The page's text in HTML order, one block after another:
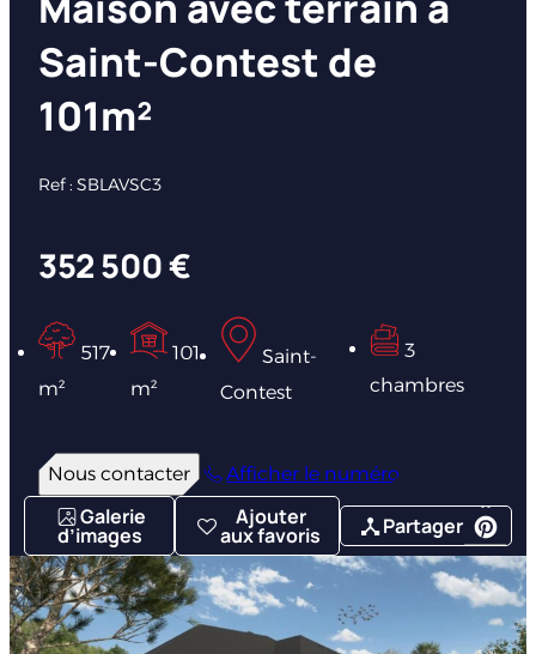
Saint-Contest de
101m²
Ref : SBLAVSC3
352 500 €
517
m²
101
m²
Saint-
Contest
3
chambres
Nous contacter Afficher le numéro
Galerie
d’images
Ajouter
aux favoris Partager